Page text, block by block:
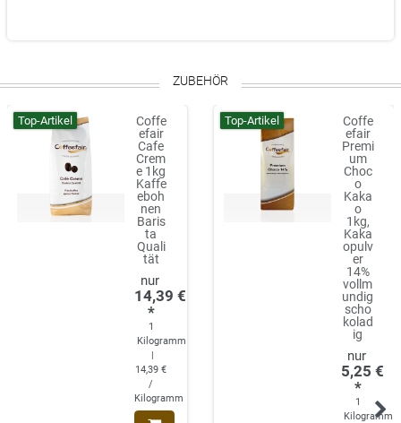
ZUBEHÖR
Top-Artikel
Coffe
efair
Cafe
Crem
e 1kg
Kaffe
eboh
nen
Baris
ta
Quali
tät
14,39 €
*
1
Kilogramm
|
14,39 €
/
Kilogramm
Top-Artikel
Coffe
efair
Premi
um
Choc
o
Kaka
o
1kg,
Kaka
opulv
er
14%
vollm
undig
scho
kolad
ig
5,25 €
*
1
Kilogramm